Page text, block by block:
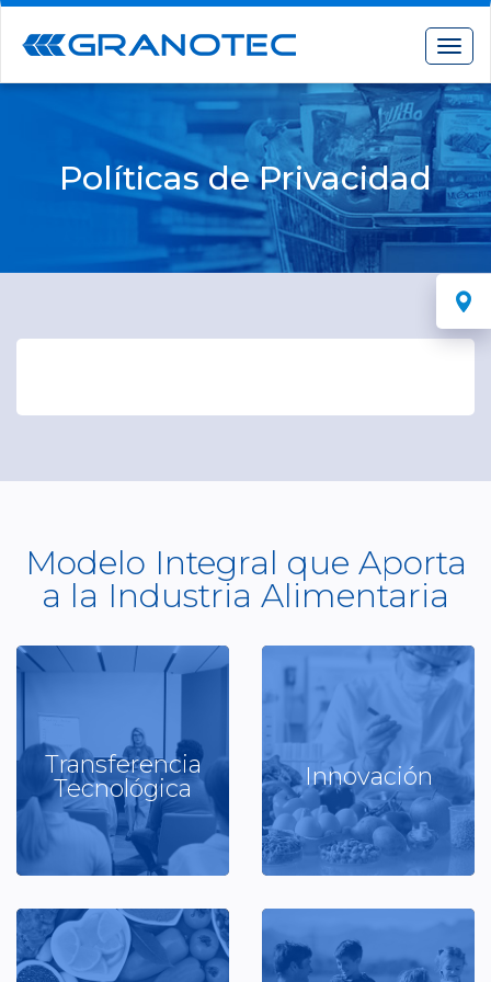
Políticas de Privacidad
Modelo Integral que Aporta
a la Industria Alimentaria
Transferencia
Tecnológica
Capacitación
Ver más
Innovación
Investigación y Desarrollo
Ver más